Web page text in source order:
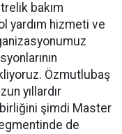
bakım
yardım hizmeti ve
Özmutlubaş
yıllardır
şimdi Master
de